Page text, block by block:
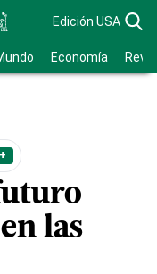
Edición USA
Economía
las